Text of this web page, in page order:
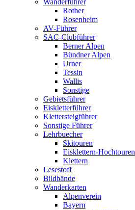
Wanderführer
Rother
Rosenheim
AV-Führer
SAC-Clubführer
Berner Alpen
Bündner Alpen
Urner
Tessin
Wallis
Sonstige
Gebietsführer
Eiskletterführer
Klettersteigführer
Sonstige Führer
Lehrbuecher
Skitouren
Eisklettern-Hochtouren
Klettern
Lesestoff
Bildbände
Wanderkarten
Alpenverein
Bayern